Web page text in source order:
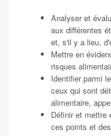
Analyser et
aux différentes
et, s'il y a lieu,
Mettre en
risques
Identifier parmi
ceux qui sont
alimentaire,
Définir et
ces points et